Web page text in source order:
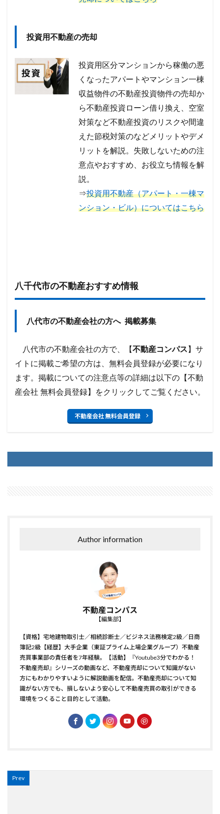
投資用不動産の売却
投資用区分マンションから稼働の悪
くなったアパートやマンション一棟
収益物件の不動産投資物件の売却か
ら不動産投資ローン借り換え、空室
対策など不動産投資のリスクや間違
えた節税対策のなどメリットやデメ
リットを解説。失敗しないための注
意点やおすすめ、お役立ち情報を解
説。
⇒投資用不動産（アパート・一棟マ
ンション・ビル）についてはこちら
八千代市の不動産おすすめ情報
八代市の不動産会社の方へ 掲載募集
八代市の不動産会社の方で、【不動産コンパス 】サ
イトに掲載ご希望の方は、無料会員登録が必要になり
ます。掲載についての注意点等の詳細は以下の【不動
産会社 無料会員登録】をクリックしてご覧ください。
不動産会社 無料会員登録
Author information
不動産コンパス
【編集部】
【資格】宅地建物取引士／相続診断士／ビジネス法務検定2級／日商
簿記2級【経歴】大手企業（東証プライム上場企業グループ）不動産
売買事業部の責任者を7年経験。【活動】『Youtube3分でわかる！
不動産売却』シリーズの動画など、不動産売却について知識がない
方にもわかりやすいように解説動画を配信。不動産売却について知
識がない方でも、損しないよう安心して不動産売買の取引ができる
環境をつくること目的として活動。
Prev